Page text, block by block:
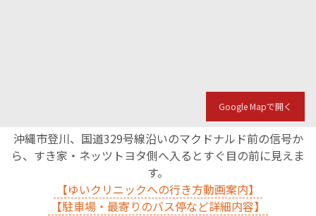
Google Mapで開く
沖縄市登川、国道329号線沿いのマクドナルド前の信号か
ら、すき家・ネッツトヨタ側へ入るとすぐ目の前に見えま
す。
【ゆいクリニックへの行き方動画案内】
【駐車場・最寄りのバス停など詳細内容】